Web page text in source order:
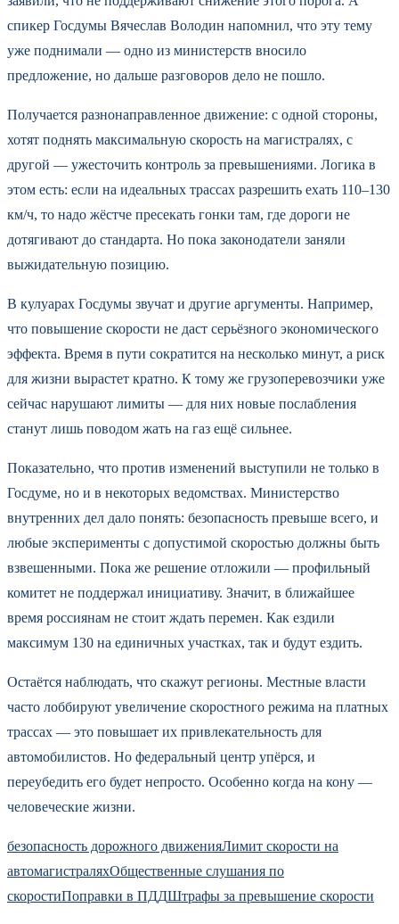
спикер Госдумы Вячеслав Володин напомнил, что эту тему
уже поднимали — одно из министерств вносило
предложение, но дальше разговоров дело не пошло.
Получается разнонаправленное движение: с одной стороны,
хотят поднять максимальную скорость на магистралях, с
другой — ужесточить контроль за превышениями. Логика в
этом есть: если на идеальных трассах разрешить ехать 110–130
км/ч, то надо жёстче пресекать гонки там, где дороги не
дотягивают до стандарта. Но пока законодатели заняли
выжидательную позицию.
В кулуарах Госдумы звучат и другие аргументы. Например,
что повышение скорости не даст серьёзного экономического
эффекта. Время в пути сократится на несколько минут, а риск
для жизни вырастет кратно. К тому же грузоперевозчики уже
сейчас нарушают лимиты — для них новые послабления
станут лишь поводом жать на газ ещё сильнее.
Показательно, что против изменений выступили не только в
Госдуме, но и в некоторых ведомствах. Министерство
внутренних дел дало понять: безопасность превыше всего, и
любые эксперименты с допустимой скоростью должны быть
взвешенными. Пока же решение отложили — профильный
комитет не поддержал инициативу. Значит, в ближайшее
время россиянам не стоит ждать перемен. Как ездили
максимум 130 на единичных участках, так и будут ездить.
Остаётся наблюдать, что скажут регионы. Местные власти
часто лоббируют увеличение скоростного режима на платных
трассах — это повышает их привлекательность для
автомобилистов. Но федеральный центр упёрся, и
переубедить его будет непросто. Особенно когда на кону —
человеческие жизни.
безопасность дорожного движенияЛимит скорости на
автомагистраляхОбщественные слушания по
скоростиПоправки в ПДДШтрафы за превышение скорости